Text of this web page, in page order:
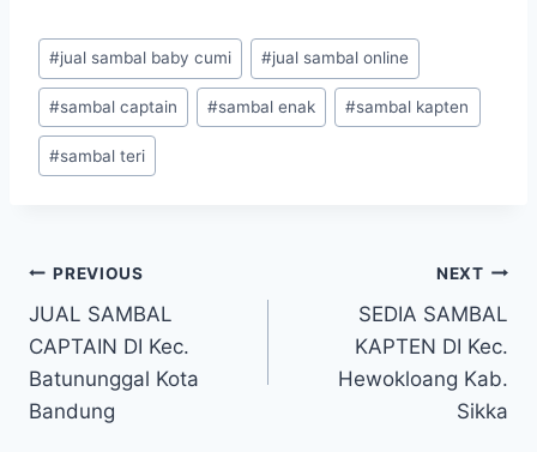
#jual sambal baby cumi #jual sambal online
#sambal captain #sambal enak #sambal kapten
#sambal teri
PREVIOUS
JUAL SAMBAL
CAPTAIN DI Kec.
Batununggal Kota
Bandung
NEXT
SEDIA SAMBAL
KAPTEN DI Kec.
Hewokloang Kab.
Sikka